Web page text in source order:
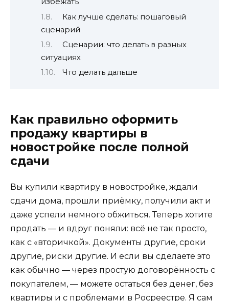
Как лучше сделать: пошаговый
сценарий
Сценарии: что делать в разных
ситуациях
Что делать дальше
Как правильно оформить
продажу квартиры в
новостройке после полной
сдачи
Вы купили квартиру в новостройке, ждали
сдачи дома, прошли приёмку, получили акт и
даже успели немного обжиться. Теперь хотите
продать — и вдруг поняли: всё не так просто,
как с «вторичкой». Документы другие, сроки
другие, риски другие. И если вы сделаете это
как обычно — через простую договорённость с
покупателем, — можете остаться без денег, без
квартиры и с проблемами в Росреестре. Я сам